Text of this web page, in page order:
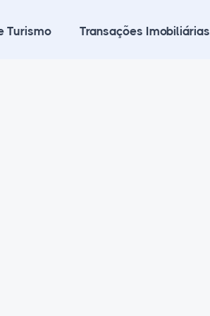
Turismo Transações Imobiliárias